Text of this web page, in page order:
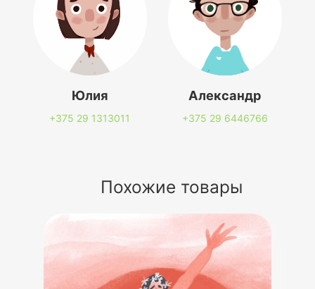
Юлия
+375 29 1313011
Александр
+375 29 6446766
Похожие товары